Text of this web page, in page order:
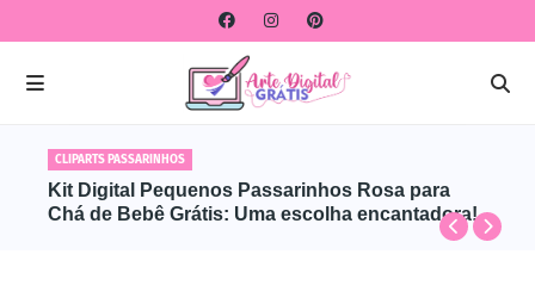
CLIPARTS PASSARINHOS
Kit Digital Pequenos Passarinhos Rosa para
Chá de Bebê Grátis: Uma escolha encantadora!